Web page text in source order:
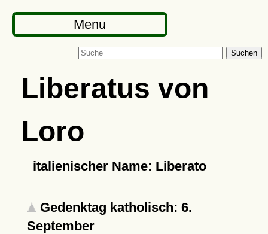
Menu
Suchen
Liberatus von
Loro
italienischer Name: Liberato
Gedenktag katholisch: 6.
September